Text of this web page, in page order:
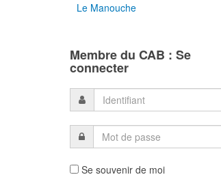
Le Manouche
Membre du CAB : Se
connecter
Se souvenir de moi